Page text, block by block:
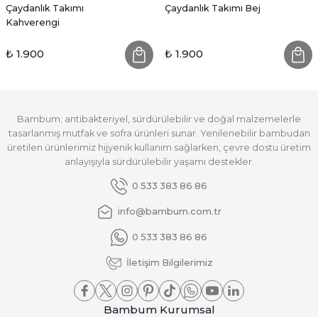
Çaydanlık Takımı
Kahverengi
₺ 1.900
Çaydanlık Takımı Bej
₺ 1.900
Bambum; antibakteriyel, sürdürülebilir ve doğal malzemelerle
tasarlanmış mutfak ve sofra ürünleri sunar. Yenilenebilir bambudan
üretilen ürünlerimiz hijyenik kullanım sağlarken, çevre dostu üretim
anlayışıyla sürdürülebilir yaşamı destekler.
0 533 383 86 86
info@bambum.com.tr
0 533 383 86 86
İletişim Bilgilerimiz
Bambum Kurumsal